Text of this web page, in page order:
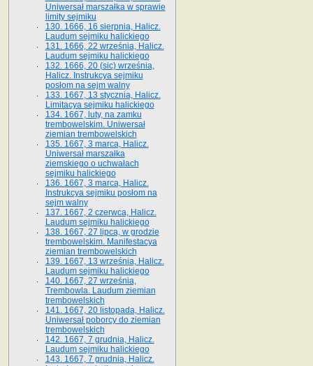
Uniwersał marszałka w sprawie
limity sejmiku
130. 1666, 16 sierpnia, Halicz.
Laudum sejmiku halickiego
131. 1666, 22 września, Halicz.
Laudum sejmiku halickiego
132. 1666, 20 (sic) września,
Halicz. Instrukcya sejmiku
posłom na sejm walny
133. 1667, 13 stycznia, Halicz.
Limitacya sejmiku halickiego
134. 1667, luty, na zamku
trembowelskim. Uniwersał
ziemian trembowelskich
135. 1667, 3 marca, Halicz.
Uniwersał marszałka
ziemskiego o uchwałach
sejmiku halickiego
136. 1667, 3 marca, Halicz.
Instrukcya sejmiku posłom na
sejm walny
137. 1667, 2 czerwca, Halicz.
Laudum sejmiku halickiego
138. 1667, 27 lipca, w grodzie
trembowelskim. Manifestacya
ziemian trembowelskich
139. 1667, 13 września, Halicz.
Laudum sejmiku halickiego
140. 1667, 27 września,
Trembowla. Laudum ziemian
trembowelskich
141. 1667, 20 listopada, Halicz.
Uniwersał poborcy do ziemian
trembowelskich
142. 1667, 7 grudnia, Halicz.
Laudum sejmiku halickiego
143. 1667, 7 grudnia, Halicz.